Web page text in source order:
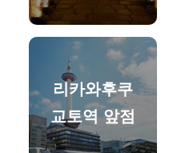
리카와후쿠
교토역 앞점